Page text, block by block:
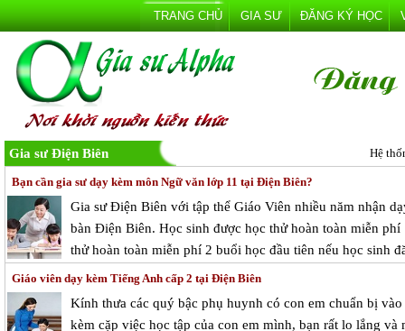
TRANG CHỦ GIA SƯ ĐĂNG KÝ HỌC
Gia sư Điện Biên Hệ
Bạn cần gia sư dạy kèm môn Ngữ văn lớp 11 tại Điện Biên?
Gia sư Điện Biên với tập thể Giáo Viên nhiều năm nhận
bàn Điện Biên. Học sinh được học thử hoàn toàn miễn
thử hoàn toàn miễn phí 2 buổi học đầu tiên nếu học sinh
Giáo viên dạy kèm Tiếng Anh cấp 2 tại Điện Biên
Kính thưa các quý bậc phụ huynh có con em chuẩn bị
kèm cặp việc học tập của con em mình, bạn rất lo lắng